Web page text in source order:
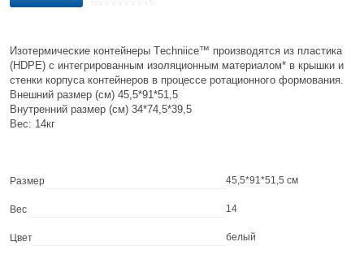
Изотермические контейнеры Тechniice™ производятся из пластика
(HDPE) с интегрированным изоляционным материалом* в крышки и
стенки корпуса контейнеров в процессе ротационного формования.
Внешний размер (см) 45,5*91*51,5
Внутренний размер (см) 34*74,5*39,5
Вес: 14кг
Размер 45,5*91*51,5 см
Вес 14
Цвет белый